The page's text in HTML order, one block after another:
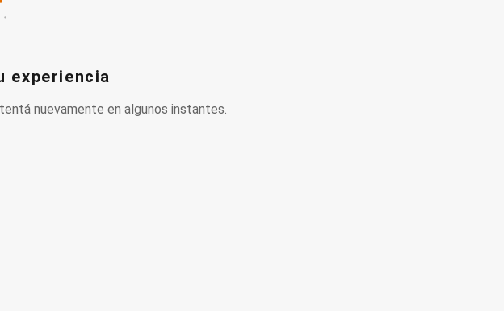
experiencia
nuevamente en algunos instantes.